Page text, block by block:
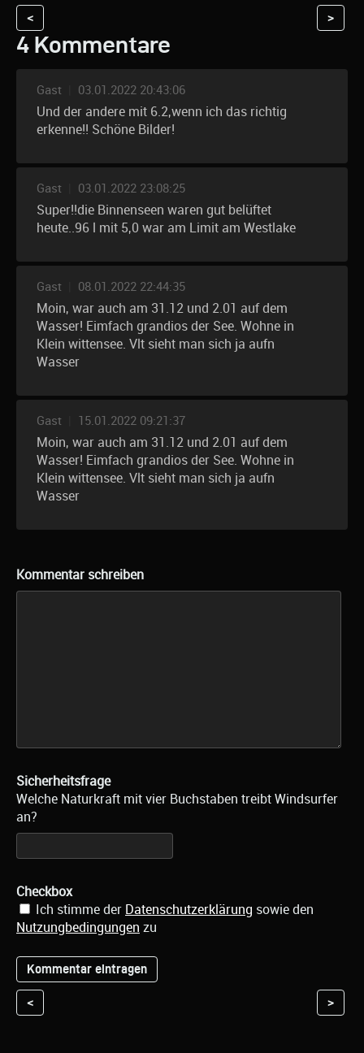
< >
4 Kommentare
Gast 03.01.2022 20:43:06
Und der andere mit 6.2,wenn ich das richtig
erkenne!! Schöne Bilder!
Gast 03.01.2022 23:08:25
Super!!die Binnenseen waren gut belüftet
heute..96 l mit 5,0 war am Limit am Westlake
Gast 08.01.2022 22:44:35
Moin, war auch am 31.12 und 2.01 auf dem
Wasser! Eimfach grandios der See. Wohne in
Klein wittensee. Vlt sieht man sich ja aufn
Wasser
Gast 15.01.2022 09:21:37
Moin, war auch am 31.12 und 2.01 auf dem
Wasser! Eimfach grandios der See. Wohne in
Klein wittensee. Vlt sieht man sich ja aufn
Wasser
Kommentar schreiben
Sicherheitsfrage
Welche Naturkraft mit vier Buchstaben treibt Windsurfer
an?
Checkbox
Ich stimme der Datenschutzerklärung sowie den
Nutzungbedingungen zu
< >